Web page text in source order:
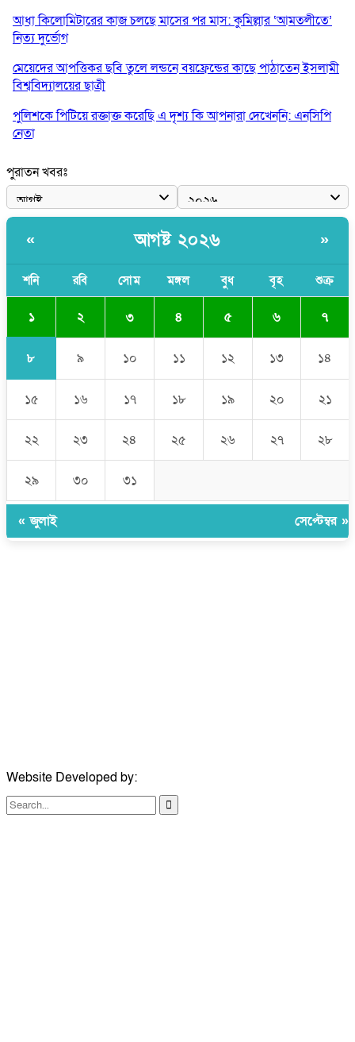
আধা কিলোমিটারের কাজ চলছে মাসের পর মাস: কুমিল্লার ‘আমতলীতে’
নিত্য দুর্ভোগ
মেয়েদের আপত্তিকর ছবি তুলে লন্ডনে বয়ফ্রেন্ডের কাছে পাঠাতেন ইসলামী
বিশ্ববিদ্যালয়ের ছাত্রী
পুলিশকে পিটিয়ে রক্তাক্ত করেছি এ দৃশ্য কি আপনারা দেখেননি: এনসিপি
নেতা
পাঁচ দেশি মাছে মিলল মাইক্রোপ্লাস্টিক, সবচেয়ে বেশি কই মাছে
বাংলাদেশী কর্মীদের আকামা নিয়ে বড় সুখবর দিলো সৌদি সরকার
ওয়াজেদ জয়
সাকিব আল হাসানের বাড়িতে আগুন, পেট্রলবোমা বিস্ফোরণ
পুরাতন খবরঃ
« আগষ্ট ২০২৬ »
শনি রবি সোম মঙ্গল বুধ বৃহ শুক্র
১ ২ ৩ ৪ ৫ ৬ ৭
৮ ৯ ১০ ১১ ১২ ১৩ ১৪
১৫ ১৬ ১৭ ১৮ ১৯ ২০ ২১
২২ ২৩ ২৪ ২৫ ২৬ ২৭ ২৮
২৯ ৩০ ৩১
« জুলাই সেপ্টেম্বর »
Website Developed by: